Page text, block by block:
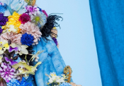
ウンドメンタリテ
うまくいかなかった
そこを塩貝選手は試
グはすごく悩んだの
た。痛いままプレー
自分としても不安を
で、できるだけ早く